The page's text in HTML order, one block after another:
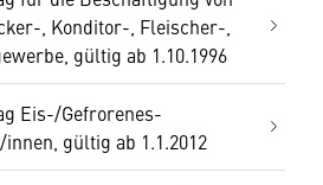
, Konditor-, Fleischer-,
gültig ab 1.10.1996
Eis-/Gefrorenes-
gültig ab 1.1.2012